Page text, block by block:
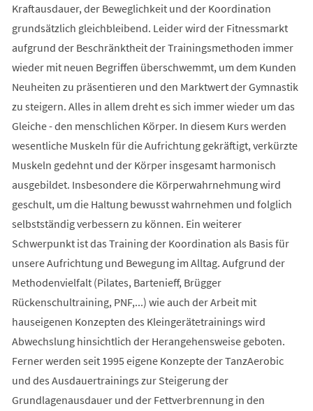
Kraftausdauer, der Beweglichkeit und der Koordination
grundsätzlich gleichbleibend. Leider wird der Fitnessmarkt
aufgrund der Beschränktheit der Trainingsmethoden immer
wieder mit neuen Begriffen überschwemmt, um dem Kunden
Neuheiten zu präsentieren und den Marktwert der Gymnastik
zu steigern. Alles in allem dreht es sich immer wieder um das
Gleiche - den menschlichen Körper. In diesem Kurs werden
wesentliche Muskeln für die Aufrichtung gekräftigt, verkürzte
Muskeln gedehnt und der Körper insgesamt harmonisch
ausgebildet. Insbesondere die Körperwahrnehmung wird
geschult, um die Haltung bewusst wahrnehmen und folglich
selbstständig verbessern zu können. Ein weiterer
Schwerpunkt ist das Training der Koordination als Basis für
unsere Aufrichtung und Bewegung im Alltag. Aufgrund der
Methodenvielfalt (Pilates, Bartenieff, Brügger
Rückenschultraining, PNF,...) wie auch der Arbeit mit
hauseigenen Konzepten des Kleingerätetrainings wird
Abwechslung hinsichtlich der Herangehensweise geboten.
Ferner werden seit 1995 eigene Konzepte der TanzAerobic
und des Ausdauertrainings zur Steigerung der
Grundlagenausdauer und der Fettverbrennung in den